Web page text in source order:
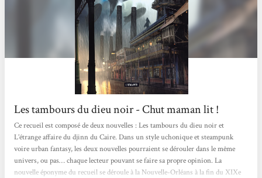
Les tambours du dieu noir - Chut maman lit !
Ce recueil est composé de deux nouvelles : Les tambours du dieu noir et
L’étrange affaire du djinn du Caire. Dans un style uchonique et steampunk
voire urban fantasy, les deux nouvelles pourraient se dérouler dans le même
univers, ou pas… chaque lecteur pouvant se faire sa propre opinion. La
nouvelle éponyme du recueil se déroule à la Nouvelle-Orléans à la fin du XIXe